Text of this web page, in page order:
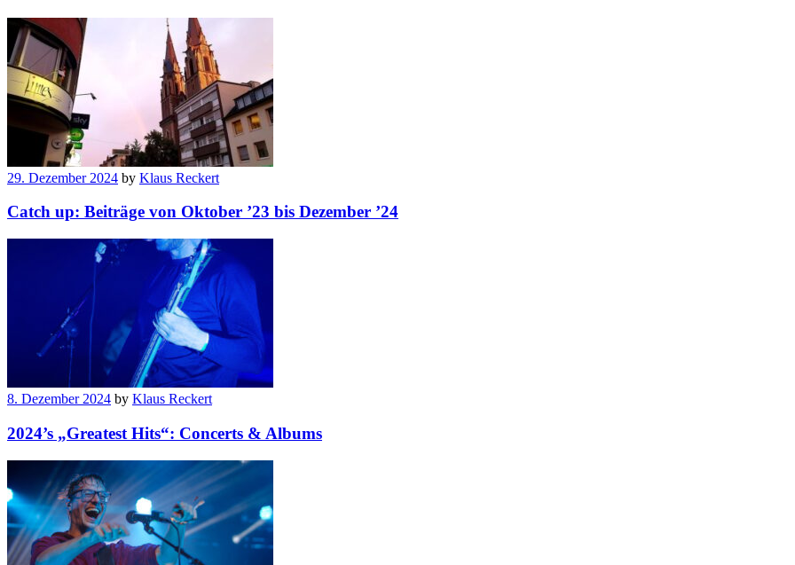
29. Dezember 2024 by Klaus Reckert
Catch up: Beiträge von Oktober ’23 bis Dezember ’24
8. Dezember 2024 by Klaus Reckert
2024’s „Greatest Hits“: Concerts & Albums